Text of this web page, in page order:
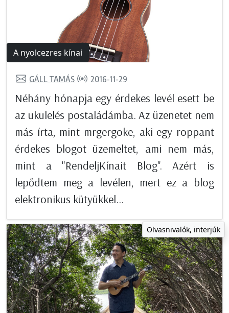
A nyolcezres kínai
GÁLL TAMÁS 2016-11-29
Néhány hónapja egy érdekes levél esett be
az ukulelés postaládámba. Az üzenetet nem
más írta, mint mrgergoke, aki egy roppant
érdekes blogot üzemeltet, ami nem más,
mint a "RendeljKínait Blog". Azért is
lepődtem meg a levélen, mert ez a blog
elektronikus kütyükkel...
Olvasnivalók, interjúk